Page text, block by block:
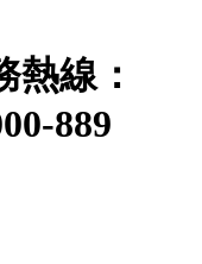
熱線：
889